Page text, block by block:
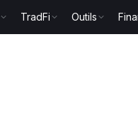
TradFi Outils